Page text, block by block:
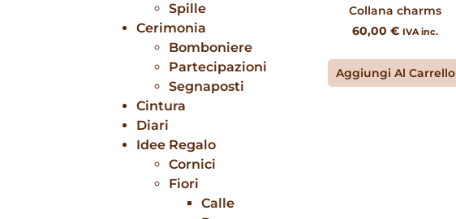
Spille
Cerimonia
Bomboniere
Partecipazioni
Segnaposti
Cintura
Diari
Idee Regalo
Cornici
Fiori
Calle
Collana charms
60,00€ IVA inc.
Aggiungi Al Carrello